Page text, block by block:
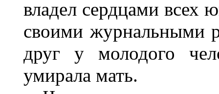
владел сердцами всех
своими журнальными
друг у молодого
умирала мать.